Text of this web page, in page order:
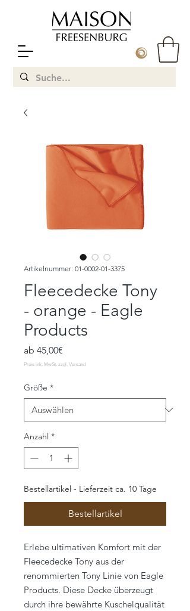
Artikelnummer: 01-0002-01-3375
Fleecedecke Tony
- orange - Eagle
Products
ab 45,00€
Preis
Größe *
Anzahl *
Bestellartikel - Lieferzeit ca. 10 Tage
Bestellartikel
Erlebe ultimativen Komfort mit der
Fleecedecke Tony aus der
renommierten Tony Linie von Eagle
Products. Diese Decke überzeugt
durch ihre bewährte Kuschelqualität